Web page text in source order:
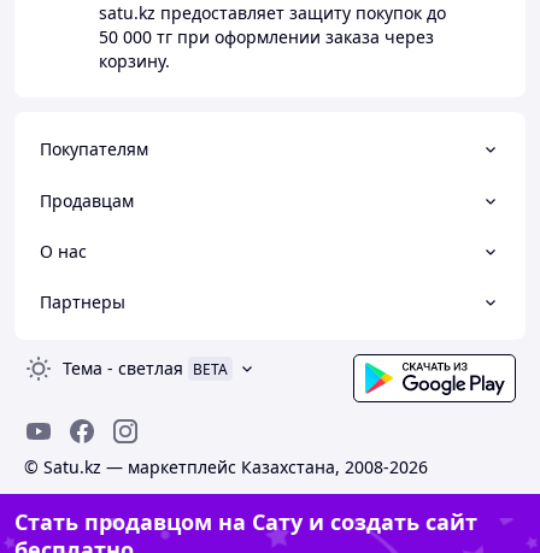
satu.kz предоставляет защиту покупок до
50 000 тг при оформлении заказа через
корзину.
Покупателям
Продавцам
О нас
Партнеры
Тема - светлая BETA
© Satu.kz — маркетплейс Казахстана, 2008-2026
Стать продавцом на Сату и создать сайт